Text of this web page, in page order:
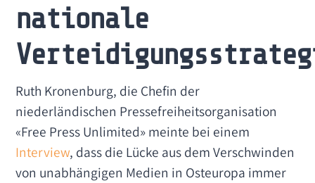
nationale
Ruth Kronenburg, die Chefin der
niederländischen Pressefreiheitsorganisation
«Free Press Unlimited» meinte bei einem
Interview, dass die Lücke aus dem Verschwinden
von unabhängigen Medien in Osteuropa immer